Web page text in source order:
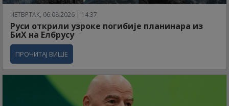
ЧЕТВРТАК, 06.08.2026 | 14:37
Руси открили узроке погибије планинара из
БиХ на Елбрусу
ПРОЧИТАЈ ВИШЕ